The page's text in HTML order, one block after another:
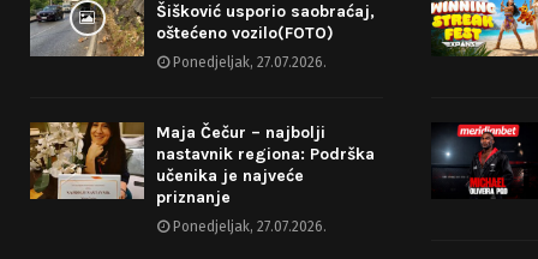
a
n
a
Šišković usporio saobraćaj,
oštećeno vozilo(FOTO)
Ponedjeljak, 27.07.2026.
Maja Čečur – najbolji
nastavnik regiona: Podrška
učenika je najveće
priznanje
Ponedjeljak, 27.07.2026.